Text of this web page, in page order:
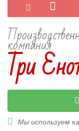
компания
Три
Мы используем